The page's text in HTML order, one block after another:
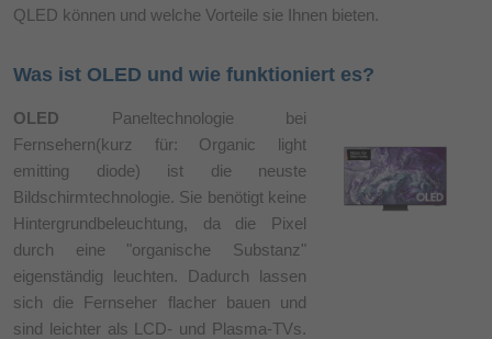
QLED können und welche Vorteile sie Ihnen bieten.
Was ist OLED und wie funktioniert es?
OLED Paneltechnologie bei
Fernsehern(kurz für: Organic light
emitting diode) ist die neuste
Bildschirmtechnologie. Sie benötigt keine
Hintergrundbeleuchtung, da die Pixel
durch eine "organische Substanz"
eigenständig leuchten. Dadurch lassen
sich die Fernseher flacher bauen und
sind leichter als LCD- und Plasma-TVs.